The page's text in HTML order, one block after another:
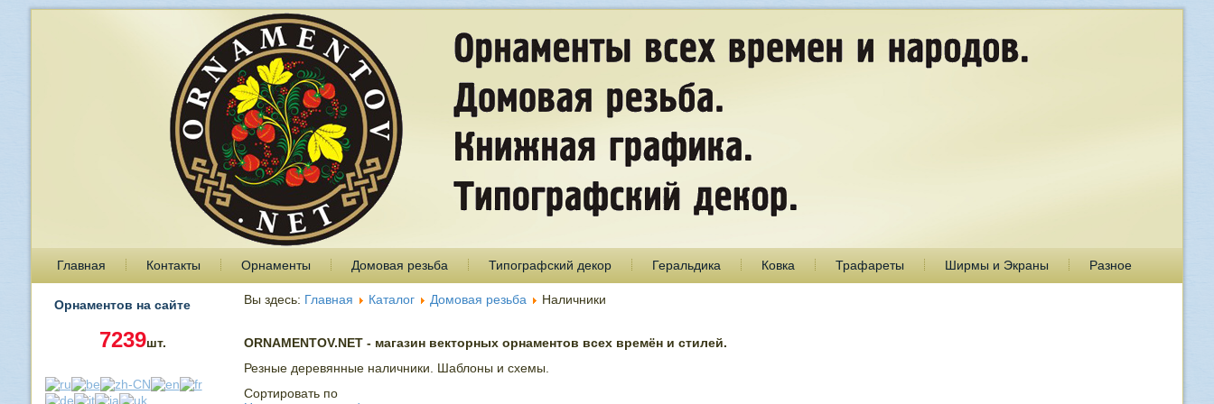
Главная Контакты Орнаменты Домовая резьба Типографский декор Геральдика Ковка Трафареты Ширмы и Экраны Разное
Орнаментов на сайте
7239шт.
Вы здесь: Главная Каталог Домовая резьба Наличники
ORNAMENTOV.NET - магазин векторных орнаментов всех времён и стилей.
Резные деревянные наличники. Шаблоны и схемы.
Сортировать по